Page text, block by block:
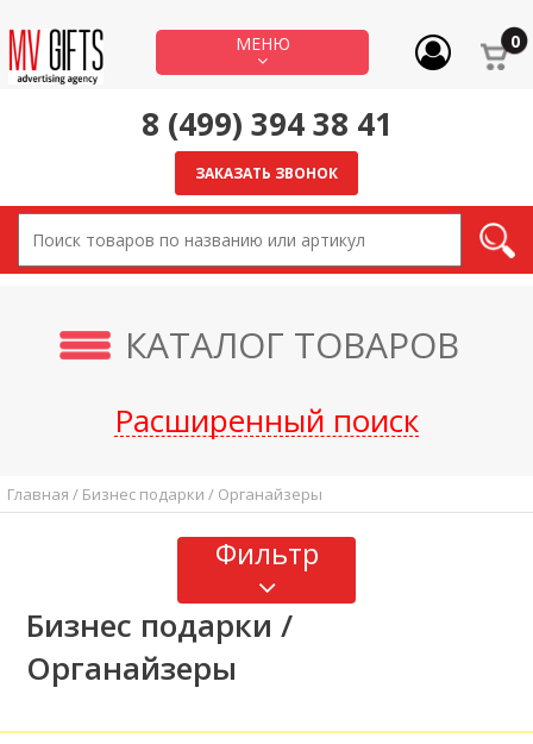
8 (499) 394 38 41
ЗАКАЗАТЬ ЗВОНОК
МЕНЮ
КАТАЛОГ ТОВАРОВ
Расширенный поиск
Главная / Бизнес подарки / Органайзеры
Фильтр
Бизнес подарки /
Органайзеры